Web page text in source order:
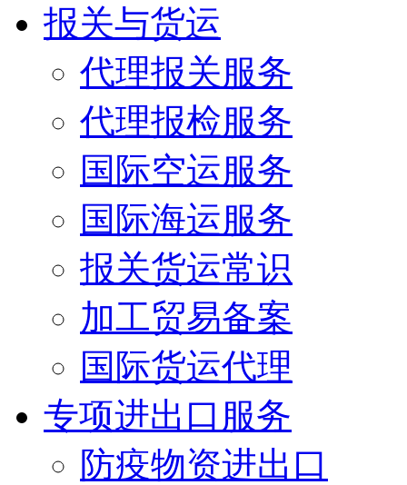
报关与货运
代理报关服务
代理报检服务
国际空运服务
国际海运服务
报关货运常识
加工贸易备案
国际货运代理
专项进出口服务
防疫物资进出口